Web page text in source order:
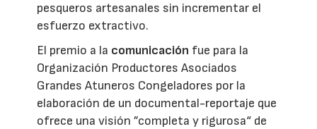
pesqueros artesanales sin incrementar el
esfuerzo extractivo.
El premio a la comunicación fue para la
Organización Productores Asociados
Grandes Atuneros Congeladores por la
elaboración de un documental-reportaje que
ofrece una visión ”completa y rigurosa“ de